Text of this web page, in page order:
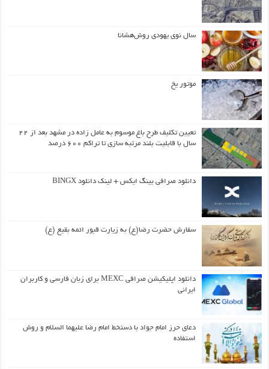
سال نوی یهودی روش‌هشانا
موتور یخ
تعیین تکلیف طرح باغ موسوم به عامل زاده در مشهد بعد از ۲۲
سال با قابلیت بلند مرتبه سازی تا تراکم ۶۰۰ درصد
دانلود صرافی بینگ ایکس + لینک دانلود BINGX
سفارش حضرت رضا(ع) به زیارت قبور ائمه بقیع (ع)
دانلود اپلیکیشن صرافی MEXC برای زبان فارسی و کاربران
ایرانی
دعای حرز امام جواد با دستخط امام رضا علیهما السلام و روش
استفاده